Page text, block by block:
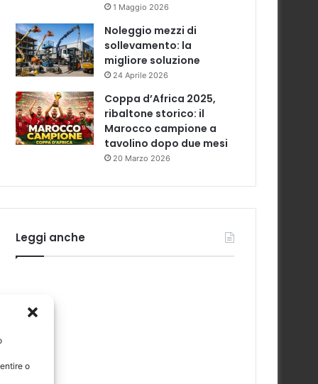
o
1 Maggio 2026
Noleggio mezzi di
sollevamento: la
migliore soluzione
24 Aprile 2026
Coppa d’Africa 2025,
ribaltone storico: il
Marocco campione a
tavolino dopo due mesi
20 Marzo 2026
Leggi anche